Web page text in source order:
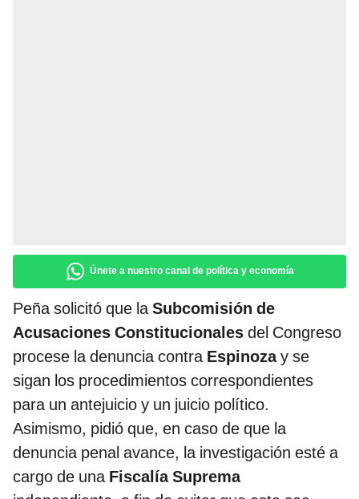
Únete a nuestro canal de política y economía
Peña solicitó que laSubcomisión de
Acusaciones Constitucionales del Congreso
procese la denuncia contra Espinozay se
sigan los procedimientos correspondientes
para un antejuicio y un juicio político.
Asimismo, pidió que, en caso de que la
denuncia penal avance, la investigación esté a
cargo de una Fiscalía Suprema